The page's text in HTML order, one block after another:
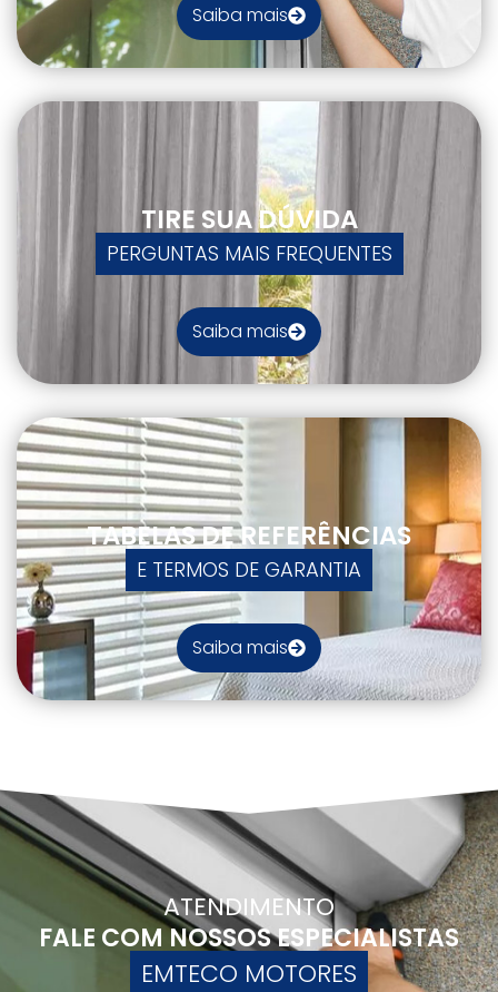
Saiba mais
TIRE SUA DÚVIDA
PERGUNTAS MAIS FREQUENTES
Saiba mais
TABELAS DE REFERÊNCIAS
E TERMOS DE GARANTIA
Saiba mais
ATENDIMENTO
FALE COM NOSSOS ESPECIALISTAS
EMTECO MOTORES